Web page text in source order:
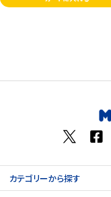
カテゴリーから探す